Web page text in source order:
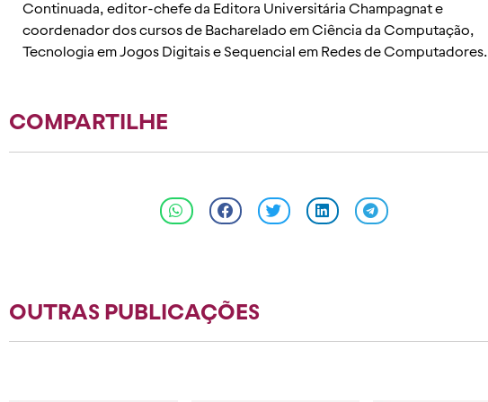
Continuada, editor-chefe da Editora Universitária Champagnat e
coordenador dos cursos de Bacharelado em Ciência da Computação,
Tecnologia em Jogos Digitais e Sequencial em Redes de Computadores.
COMPARTILHE
OUTRAS PUBLICAÇÕES